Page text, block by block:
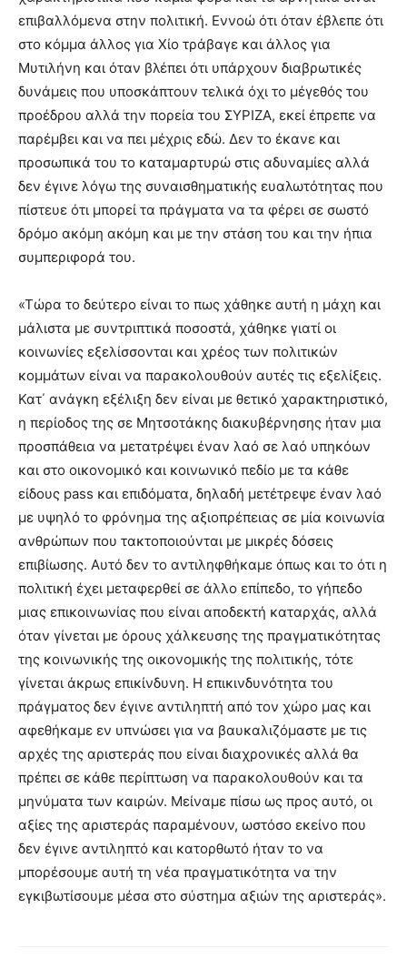
επιβαλλόμενα στην πολιτική. Εννοώ ότι όταν έβλεπε ότι
στο κόμμα άλλος για Χίο τράβαγε και άλλος για
Μυτιλήνη και όταν βλέπει ότι υπάρχουν διαβρωτικές
δυνάμεις που υποσκάπτουν τελικά όχι το μέγεθός του
προέδρου αλλά την πορεία του ΣΥΡΙΖΑ, εκεί έπρεπε να
παρέμβει και να πει μέχρις εδώ. Δεν το έκανε και
προσωπικά του το καταμαρτυρώ στις αδυναμίες αλλά
δεν έγινε λόγω της συναισθηματικής ευαλωτότητας που
πίστευε ότι μπορεί τα πράγματα να τα φέρει σε σωστό
δρόμο ακόμη ακόμη και με την στάση του και την ήπια
συμπεριφορά του.
«Τώρα το δεύτερο είναι το πως χάθηκε αυτή η μάχη και
μάλιστα με συντριπτικά ποσοστά, χάθηκε γιατί οι
κοινωνίες εξελίσσονται και χρέος των πολιτικών
κομμάτων είναι να παρακολουθούν αυτές τις εξελίξεις.
Κατ΄ ανάγκη εξέλιξη δεν είναι με θετικό χαρακτηριστικό,
η περίοδος της σε Μητσοτάκης διακυβέρνησης ήταν μια
προσπάθεια να μετατρέψει έναν λαό σε λαό υπηκόων
και στο οικονομικό και κοινωνικό πεδίο με τα κάθε
είδους pass και επιδόματα, δηλαδή μετέτρεψε έναν λαό
με υψηλό το φρόνημα της αξιοπρέπειας σε μία κοινωνία
ανθρώπων που τακτοποιούνται με μικρές δόσεις
επιβίωσης. Αυτό δεν το αντιληφθήκαμε όπως και το ότι η
πολιτική έχει μεταφερθεί σε άλλο επίπεδο, το γήπεδο
μιας επικοινωνίας που είναι αποδεκτή καταρχάς, αλλά
όταν γίνεται με όρους χάλκευσης της πραγματικότητας
της κοινωνικής της οικονομικής της πολιτικής, τότε
γίνεται άκρως επικίνδυνη. Η επικινδυνότητα του
πράγματος δεν έγινε αντιληπτή από τον χώρο μας και
αφεθήκαμε εν υπνώσει για να βαυκαλιζόμαστε με τις
αρχές της αριστεράς που είναι διαχρονικές αλλά θα
πρέπει σε κάθε περίπτωση να παρακολουθούν και τα
μηνύματα των καιρών. Μείναμε πίσω ως προς αυτό, οι
αξίες της αριστεράς παραμένουν, ωστόσο εκείνο που
δεν έγινε αντιληπτό και κατορθωτό ήταν το να
μπορέσουμε αυτή τη νέα πραγματικότητα να την
εγκιβωτίσουμε μέσα στο σύστημα αξιών της αριστεράς».